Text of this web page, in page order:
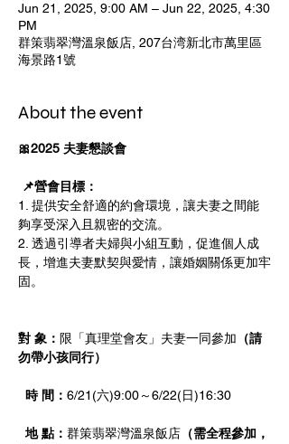
Jun 21, 2025, 9:00 AM – Jun 22, 2025, 4:30
PM
群策翡翠灣溫泉飯店, 207台湾新北市萬里區
海景路1號
About the event
🎀2025 夫妻懇談會
📌營會目標：
1. 提供安全舒適的約會環境，讓夫妻之間能
夠享受深入且親密的交流。
2. 透過引導者夫婦與小組互動，促進個人成
長，增進夫妻默契與愛情，讓婚姻關係更加牢
固。
對 象： 限「真理堂會友」夫妻一同參加 （請
勿帶小孩同行）
時 間： 6/21(六)9:00～6/22(日)16:30
地 點： 群策翡翠灣溫泉飯店 （需全程參加，